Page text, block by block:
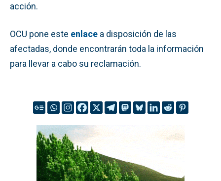
acción.
OCU pone este enlace a disposición de las
afectadas, donde encontrarán toda la información
para llevar a cabo su reclamación.